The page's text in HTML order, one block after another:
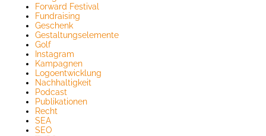
Forward Festival
Fundraising
Geschenk
Gestaltungselemente
Golf
Instagram
Kampagnen
Logoentwicklung
Nachhaltigkeit
Podcast
Publikationen
Recht
SEA
SEO